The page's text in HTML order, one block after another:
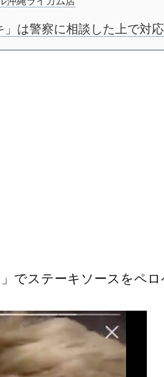
」は警察に相談した上で対
」でステーキソースをペ